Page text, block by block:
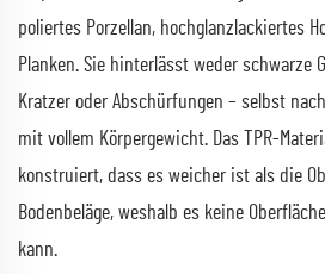
poliertes Porzellan, hochglanzlackiertes
Planken. Sie hinterlässt weder schwarze
Kratzer oder Abschürfungen – selbst
mit vollem Körpergewicht. Das TPR-
konstruiert, dass es weicher ist als die
Bodenbeläge, weshalb es keine
kann.